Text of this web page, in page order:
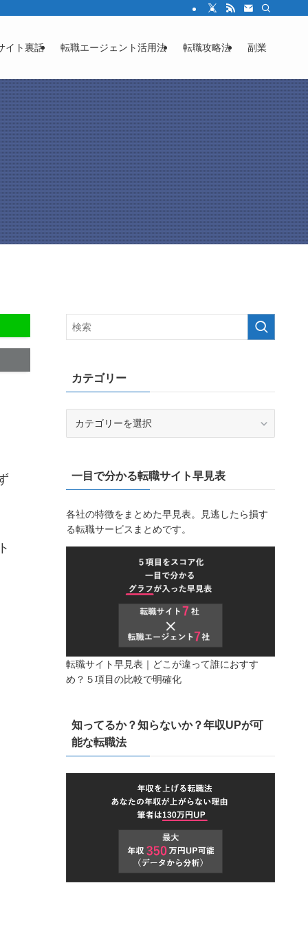
イト裏話 転職エージェント活用法 転職攻略法 副業
カテゴリー
ー一目で分かる転職サイト早見表
各社の特徴をまとめた早見表。見逃したら損す
る転職サービスまとめです。
転職サイト早見表｜どこが違って誰におすす
め？５項目の比較で明確化
知ってるか？知らないか？年収UPが可
能な転職法